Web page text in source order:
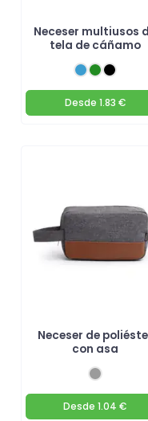
Neceser multiusos
tela de cáñamo
Desde 1.83 €
Neceser de
con asa
Desde 1.04 €